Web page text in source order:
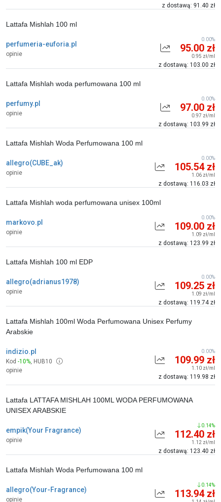
z dostawą: 91.40 zł
perfumeria-euforia.pl
opinie
Lattafa Mishlah 100 ml
95.00 zł
0.95 zł/ml
z dostawą: 103.00 zł
0.00%
perfumy.pl
opinie
Lattafa Mishlah woda perfumowana 100 ml
97.00 zł
0.97 zł/ml
z dostawą: 103.99 zł
0.00%
allegro(CUBE_ak)
opinie
Lattafa Mishlah Woda Perfumowana 100 ml
105.54 zł
1.06 zł/ml
z dostawą: 116.03 zł
0.00%
markovo.pl
opinie
Lattafa Mishlah woda perfumowana unisex 100ml
109.00 zł
1.09 zł/ml
z dostawą: 123.99 zł
0.00%
allegro(adrianus1978)
opinie
Lattafa Mishlah 100 ml EDP
109.25 zł
1.09 zł/ml
z dostawą: 119.74 zł
0.00%
indizio.pl
Kod -10%, HUB10
opinie
Lattafa Mishlah 100ml Woda Perfumowana Unisex Perfumy
Arabskie
109.99 zł
1.10 zł/ml
z dostawą: 119.98 zł
0.00%
empik(Your Fragrance)
opinie
Lattafa LATTAFA MISHLAH 100ML WODA PERFUMOWANA
UNISEX ARABSKIE
112.40 zł
1.12 zł/ml
z dostawą: 123.40 zł
0.14%
allegro(Your-Fragrance)
opinie
Lattafa Mishlah Woda Perfumowana 100 ml
113.94 zł
0.14%